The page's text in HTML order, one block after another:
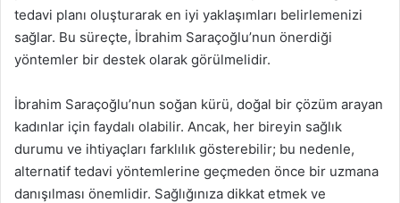
tedavi planı oluşturarak en iyi yaklaşımları belirlemenizi
sağlar. Bu süreçte, İbrahim Saraçoğlu’nun önerdiği
yöntemler bir destek olarak görülmelidir.
İbrahim Saraçoğlu’nun soğan kürü, doğal bir çözüm arayan
kadınlar için faydalı olabilir. Ancak, her bireyin sağlık
durumu ve ihtiyaçları farklılık gösterebilir; bu nedenle,
alternatif tedavi yöntemlerine geçmeden önce bir uzmana
danışılması önemlidir. Sağlığınıza dikkat etmek ve